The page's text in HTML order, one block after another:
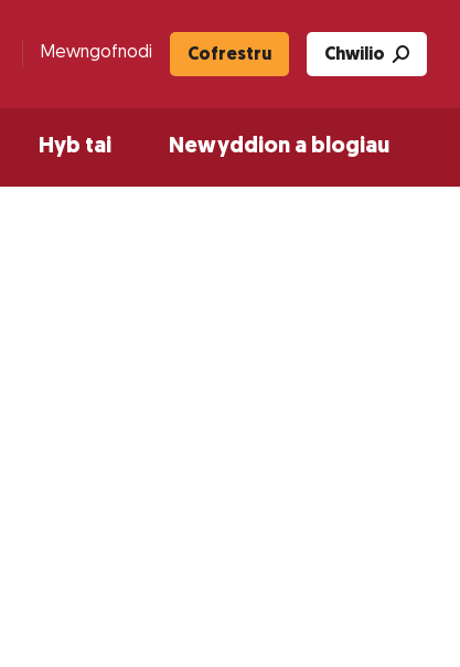
Mewngofnodi Cofrestru Chwilio
Hyb tai Newyddion a blogiau